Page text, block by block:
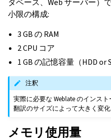
小限の構成:
3 GB の RAM
2 CPU コア
1 GB の記憶容量（HDD or
注釈
実際に必要な Weblate のインス
翻訳のサイズによって大きく変化
メモリ使用量